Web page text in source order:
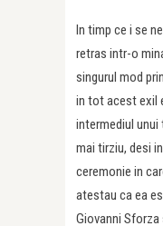
In timp ce i se
retras intr-o
singurul mod
in tot acest exil
intermediul unui
mai tirziu, desi
ceremonie in
atestau ca ea
Giovanni